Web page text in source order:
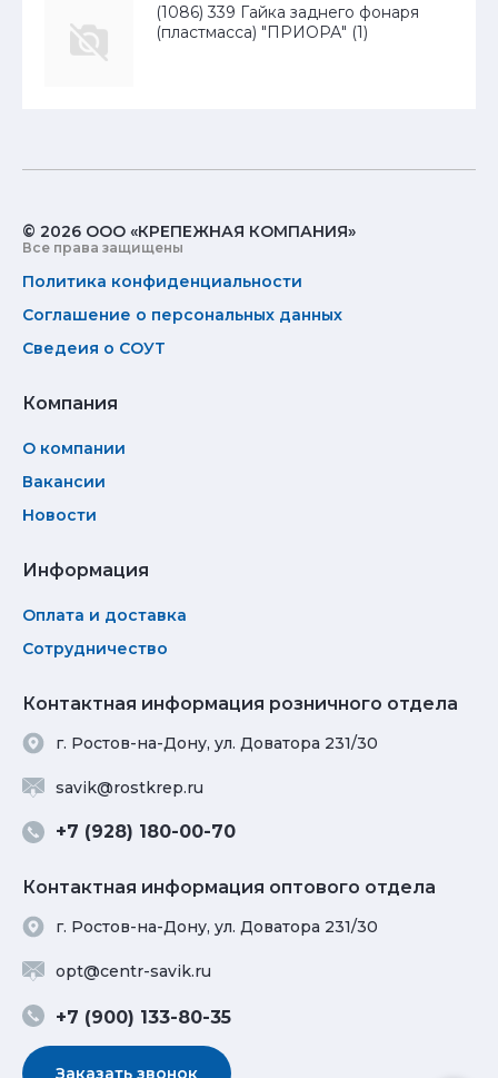
(1086) 339 Гайка заднего фонаря
(пластмасса) "ПРИОРА" (1)
© 2026 ООО «КРЕПЕЖНАЯ КОМПАНИЯ»
Все права защищены
Политика конфиденциальности
Соглашение о персональных данных
Сведеия о СОУТ
Компания
О компании
Вакансии
Новости
Информация
Оплата и доставка
Сотрудничество
Контактная информация розничного отдела
г. Ростов-на-Дону, ул. Доватора 231/30
savik@rostkrep.ru
+7 (928) 180-00-70
Контактная информация оптового отдела
г. Ростов-на-Дону, ул. Доватора 231/30
opt@centr-savik.ru
+7 (900) 133-80-35
Заказать звонок